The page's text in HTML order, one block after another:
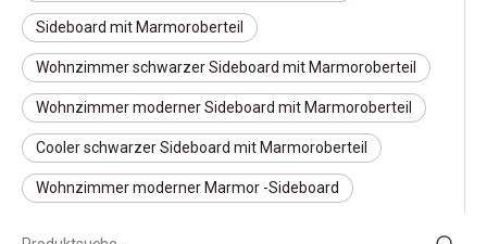
Sideboard mit Marmoroberteil
Wohnzimmer schwarzer Sideboard mit Marmoroberteil
Wohnzimmer moderner Sideboard mit Marmoroberteil
Cooler schwarzer Sideboard mit Marmoroberteil
Wohnzimmer moderner Marmor -Sideboard